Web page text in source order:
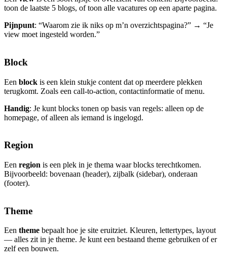
toon de laatste 5 blogs, of toon alle vacatures op een aparte pagina.
Pijnpunt: “Waarom zie ik niks op m’n overzichtspagina?” → “Je
view moet ingesteld worden.”
Block
Een block is een klein stukje content dat op meerdere plekken
terugkomt. Zoals een call-to-action, contactinformatie of menu.
Handig: Je kunt blocks tonen op basis van regels: alleen op de
homepage, of alleen als iemand is ingelogd.
Region
Een region is een plek in je thema waar blocks terechtkomen.
Bijvoorbeeld: bovenaan (header), zijbalk (sidebar), onderaan
(footer).
Theme
Een theme bepaalt hoe je site eruitziet. Kleuren, lettertypes, layout
— alles zit in je theme. Je kunt een bestaand theme gebruiken of er
zelf een bouwen.